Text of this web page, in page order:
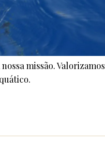
missão. Valorizamos